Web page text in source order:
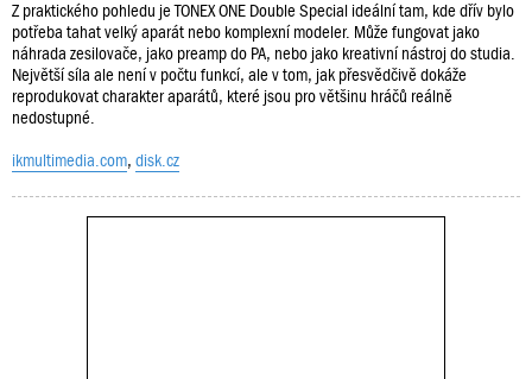
Z praktického pohledu je TONEX ONE Double Special ideální tam, kde dřív bylo
potřeba tahat velký aparát nebo komplexní modeler. Může fungovat jako
náhrada zesilovače, jako preamp do PA, nebo jako kreativní nástroj do studia.
Největší síla ale není v počtu funkcí, ale v tom, jak přesvědčivě dokáže
reprodukovat charakter aparátů, které jsou pro většinu hráčů reálně
nedostupné.
ikmultimedia.com, disk.cz